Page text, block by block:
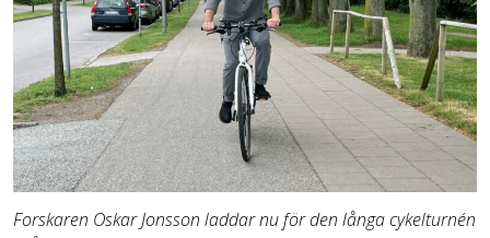
Forskaren Oskar Jonsson laddar nu för den långa cykelturnén